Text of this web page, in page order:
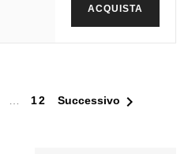
ACQUISTA
… 12 Successivo 